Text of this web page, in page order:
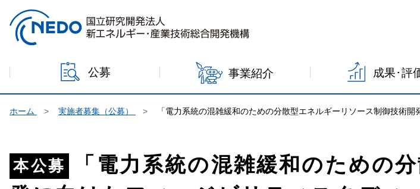
本文へジャンプ
公募 事業紹介 成果･評
ホーム 実施者募集（公募） 「電力系統の混雑緩和のための分散型エネルギーリソース制御技術
本公募
「電力系統の混雑緩和のための